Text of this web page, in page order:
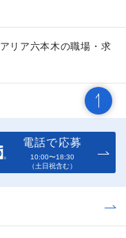
アリア六本木の職場・求
電話で応募
10:00〜18:30
（土日祝含む）